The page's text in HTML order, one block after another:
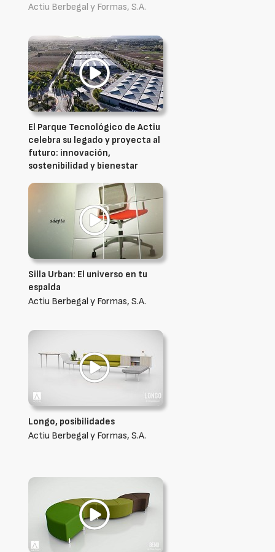
Actiu Berbegal y Formas, S.A.
El Parque Tecnológico de Actiu
celebra su legado y proyecta al
futuro: innovación,
sostenibilidad y bienestar
Silla Urban: El universo en tu
espalda
Actiu Berbegal y Formas, S.A.
Longo, posibilidades
Actiu Berbegal y Formas, S.A.